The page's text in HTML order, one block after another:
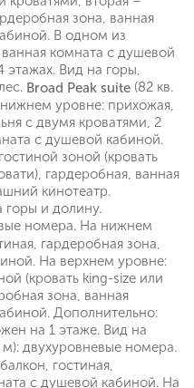
зона, ванная
В одном из
комната с душевой
Вид на горы,
Broad Peak suite (82 кв.
уровне: прихожая,
с двумя кроватями, 2
с душевой кабиной.
зоной (кровать
гардеробная, ванная
кинотеатр.
горы и долину.
номера. На нижнем
гардеробная зона,
На верхнем уровне:
(кровать king-size или
зона, ванная
Дополнительно:
на 1 этаже. Вид на
м): двухуровневые номера.
гостиная,
с душевой кабиной. На